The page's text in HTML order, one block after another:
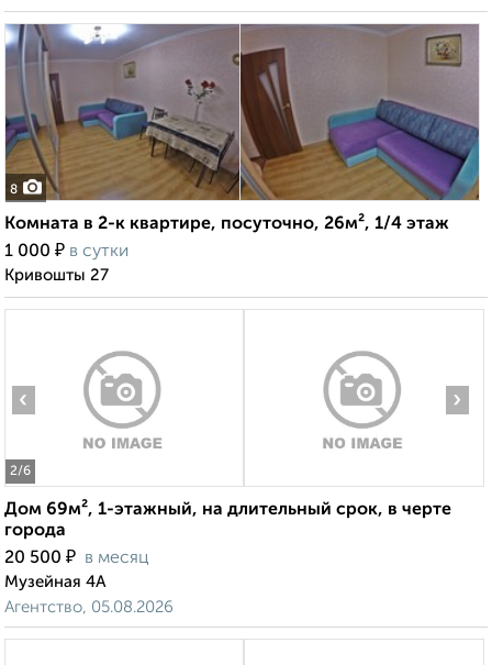
8
Комната в 2-к квартире, посуточно, 26м², 1/4 этаж
1 000 ₽ в сутки
Кривошты 27
2/6
‹ ›
Дом 69м², 1-этажный, на длительный срок, в черте
города
20 500 ₽ в месяц
Музейная 4А
Агентство, 05.08.2026